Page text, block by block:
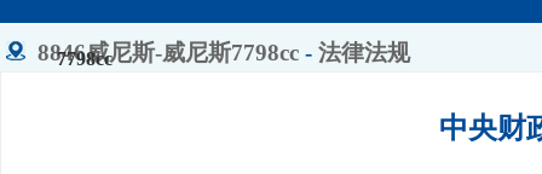
7798cc
8846威尼斯-威尼斯7798cc - 法律法规
中央财